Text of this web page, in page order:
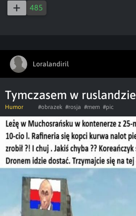
485
Loralandiril
Tymczasem w ruslandzie
Humor #obrazek #rosja #mem #pic